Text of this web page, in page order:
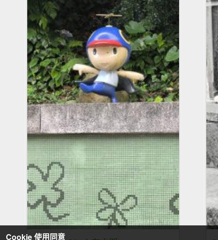
Cookie 使用同意